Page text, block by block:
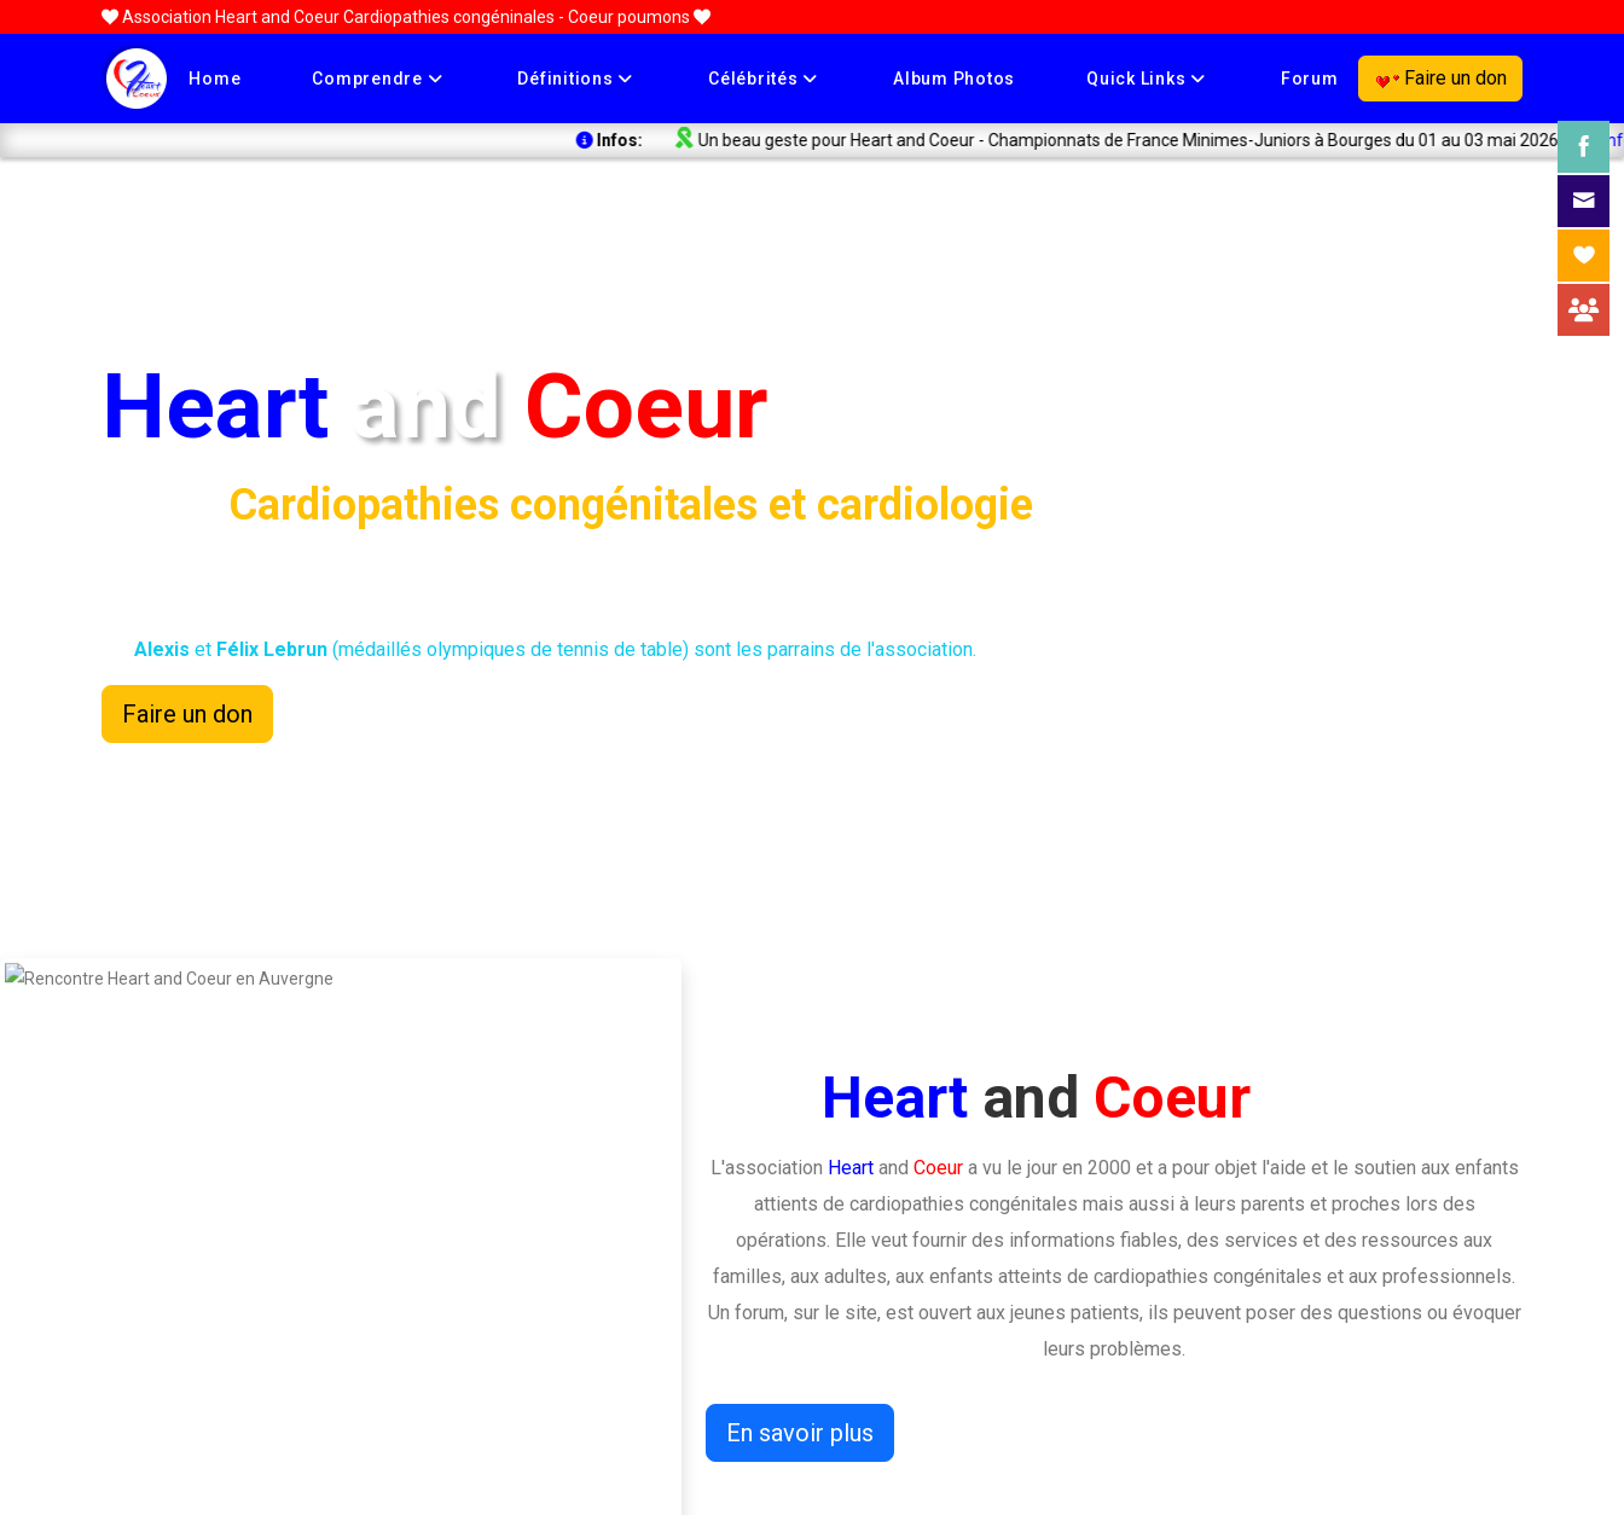
Association Heart and Coeur Cardiopathies congéninales - Coeur poumons
Home Comprendre Définitions Célébrités Album Photos Quick Links Forum Faire un don
Un beau geste pour Heart and Coeur - Championnats de France Minimes-Juniors à Bourges du 01 au 03 mai 2026Voir l'info
Heart and Coeur
Cardiopathies congénitales et cardiologie
Alexis et Félix Lebrun(médaillés olympiques de tennis de table) sont les parrains de l'association.
Faire un don
Heartand Coeur
L'association Heartand Coeura vu le jour en 2000 et a pour objet l'aide et le soutien aux enfants
attients de cardiopathies congénitales mais aussi à leurs parents et proches lors des
opérations. Elle veut fournir des informations fiables, des services et des ressources aux
familles, aux adultes, aux enfants atteints de cardiopathies congénitales et aux professionnels.
Un forum, sur le site, est ouvert aux jeunes patients, ils peuvent poser des questions ou évoquer
leurs problèmes.
En savoir plus